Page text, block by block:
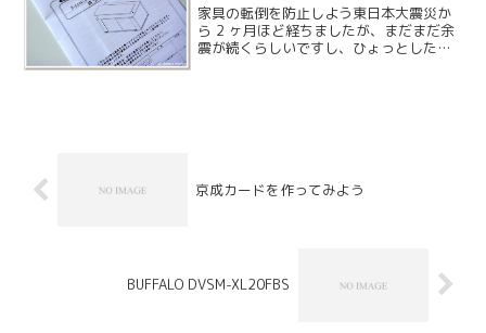
家具の転倒を防止しよう東日本大震災か
ら 2 ヶ月ほど経ちましたが、まだまだ余
震が続くらしいですし、ひょっとしたら
京成カードを作ってみよう
BUFFALO DVSM-XL20FBS